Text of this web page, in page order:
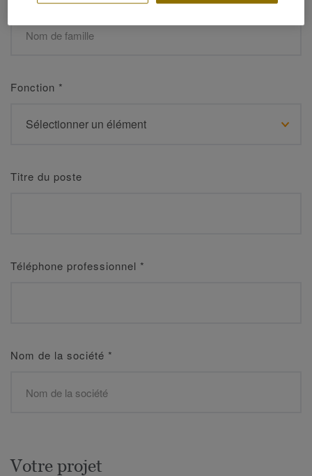
Fonction *
Titre du poste
Téléphone professionnel *
Nom de la société *
Votre projet